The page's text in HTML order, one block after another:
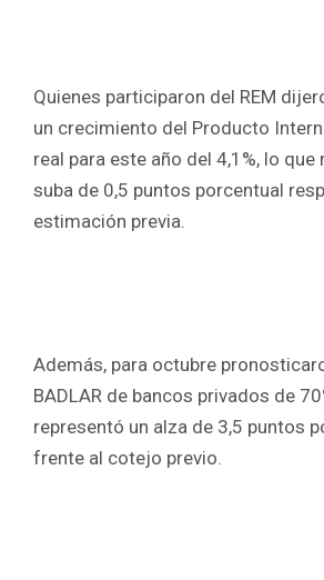
Quienes participaron del REM
un crecimiento del Producto
real para este año del 4,1%, lo que
suba de 0,5 puntos porcentual
estimación previa.
Además, para octubre
BADLAR de bancos privados de
representó un alza de 3,5 puntos
frente al cotejo previo.